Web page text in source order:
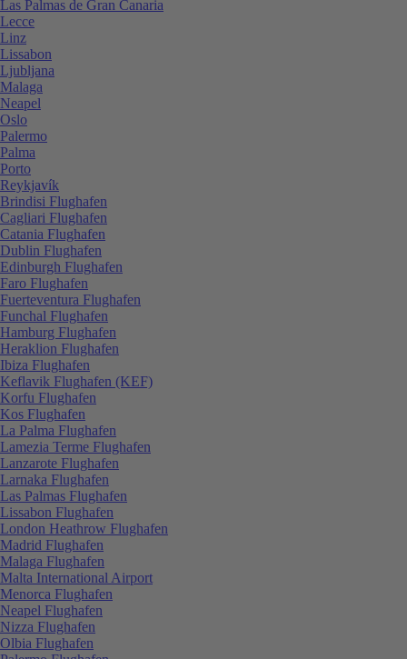
Las Palmas de Gran Canaria
Lecce
Linz
Lissabon
Ljubljana
Malaga
Neapel
Oslo
Palermo
Palma
Porto
Reykjavík
Brindisi Flughafen
Cagliari Flughafen
Catania Flughafen
Dublin Flughafen
Edinburgh Flughafen
Faro Flughafen
Fuerteventura Flughafen
Funchal Flughafen
Hamburg Flughafen
Heraklion Flughafen
Ibiza Flughafen
Keflavik Flughafen (KEF)
Korfu Flughafen
Kos Flughafen
La Palma Flughafen
Lamezia Terme Flughafen
Lanzarote Flughafen
Larnaka Flughafen
Las Palmas Flughafen
Lissabon Flughafen
London Heathrow Flughafen
Madrid Flughafen
Malaga Flughafen
Malta International Airport
Menorca Flughafen
Neapel Flughafen
Nizza Flughafen
Olbia Flughafen